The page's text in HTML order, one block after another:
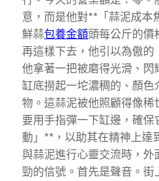
意，而是他對**「蒜泥成本
鮮蒜包養金額頭每公斤的價
再這樣下去，他引以為傲的
他拿著一把被磨得光滑、
缸底撈起一坨濃稠的、顏
物。這蒜泥被他照顧得像
要用手指彈一下缸邊，確
動」**，以助其在精神上達
與蒜泥進行心靈交流時，
勁的信號。首先是聲音。